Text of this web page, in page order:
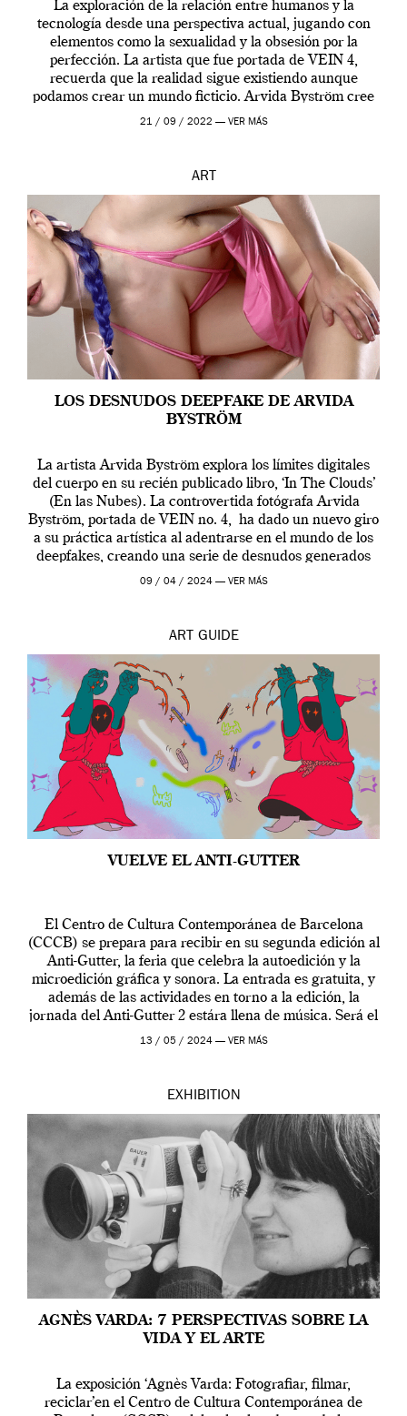
La exploración de la relación entre humanos y la
tecnología desde una perspectiva actual, jugando con
elementos como la sexualidad y la obsesión por la
perfección. La artista que fue portada de VEIN 4,
recuerda que la realidad sigue existiendo aunque
podamos crear un mundo ficticio. Arvida Byström cree
que los humanos tienen un complejo […]
21 / 09 / 2022 — VER MÁS
ART
LOS DESNUDOS DEEPFAKE DE ARVIDA
BYSTRÖM
La artista Arvida Byström explora los límites digitales
del cuerpo en su recién publicado libro, ‘In The Clouds’
(En las Nubes). La controvertida fotógrafa Arvida
Byström, portada de VEIN no. 4, ha dado un nuevo giro
a su práctica artística al adentrarse en el mundo de los
deepfakes, creando una serie de desnudos generados
por […]
09 / 04 / 2024 — VER MÁS
ART GUIDE
VUELVE EL ANTI-GUTTER
El Centro de Cultura Contemporánea de Barcelona
(CCCB) se prepara para recibir en su segunda edición al
Anti-Gutter, la feria que celebra la autoedición y la
microedición gráfica y sonora. La entrada es gratuita, y
además de las actividades en torno a la edición, la
jornada del Anti-Gutter 2 estára llena de música. Será el
[…]
13 / 05 / 2024 — VER MÁS
EXHIBITION
AGNÈS VARDA: 7 PERSPECTIVAS SOBRE LA
VIDA Y EL ARTE
La exposición ‘Agnès Varda: Fotografiar, filmar,
reciclar’en el Centro de Cultura Contemporánea de